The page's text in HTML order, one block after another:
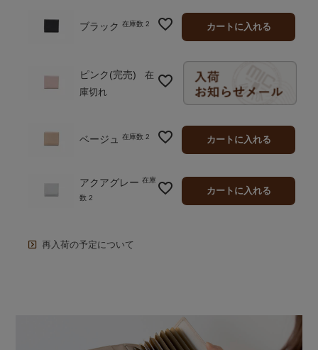
ブラック 在庫数 2 カートに入れる
ピンク(完売)
在
庫切れ
ベージュ 在庫数 2 カートに入れる
アクアグレー 在庫
数 2
カートに入れる
再入荷の予定について